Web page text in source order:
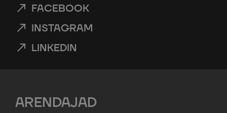
FACEBOOK
INSTAGRAM
LINKEDIN
ARENDAJAD